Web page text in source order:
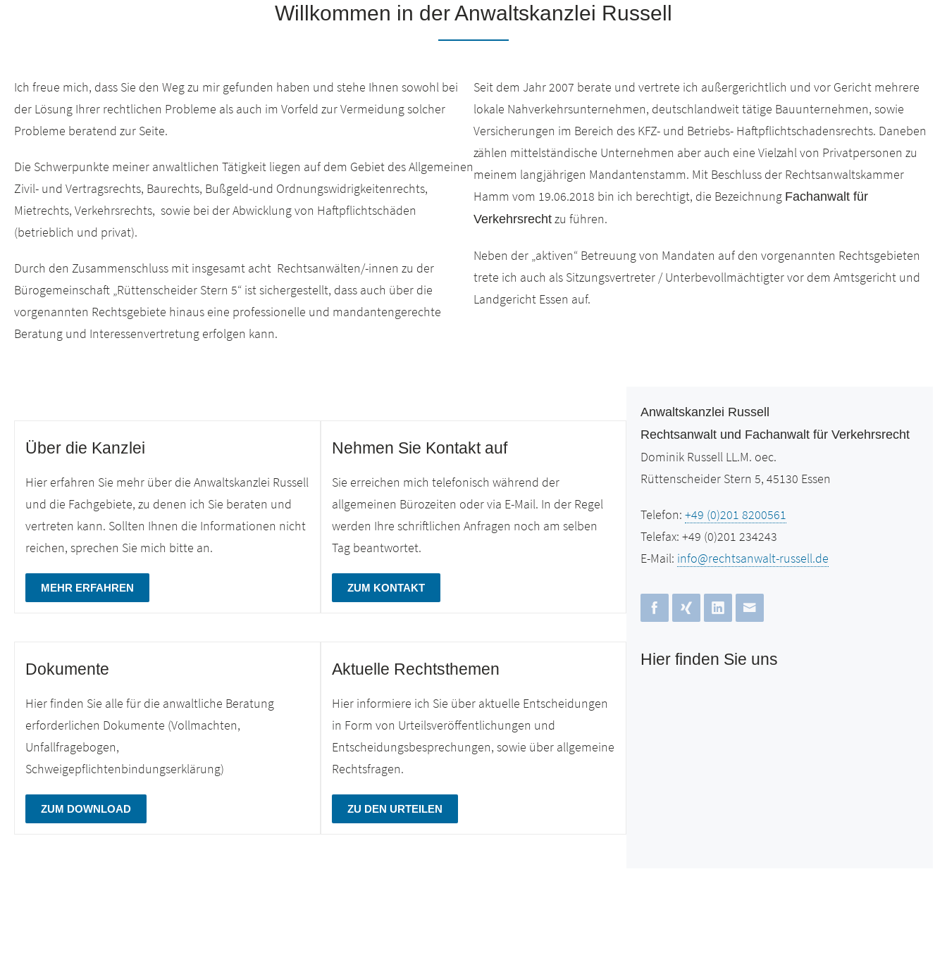
Willkommen in der Anwaltskanzlei Russell
Ich freue mich, dass Sie den Weg zu mir gefunden haben und stehe Ihnen sowohl bei
der Lösung Ihrer rechtlichen Probleme als auch im Vorfeld zur Vermeidung solcher
Probleme beratend zur Seite.
Die Schwerpunkte meiner anwaltlichen Tätigkeit liegen auf dem Gebiet des Allgemeinen
Zivil- und Vertragsrechts, Baurechts, Bußgeld-und Ordnungswidrigkeitenrechts,
Mietrechts, Verkehrsrechts, sowie bei der Abwicklung von Haftpflichtschäden
(betrieblich und privat).
Durch den Zusammenschluss mit insgesamt acht Rechtsanwälten/-innen zu der
Bürogemeinschaft „Rüttenscheider Stern 5“ ist sichergestellt, dass auch über die
vorgenannten Rechtsgebiete hinaus eine professionelle und mandantengerechte
Beratung und Interessenvertretung erfolgen kann.
Seit dem Jahr 2007 berate und vertrete ich außergerichtlich und vor Gericht mehrere
lokale Nahverkehrsunternehmen, deutschlandweit tätige Bauunternehmen, sowie
Versicherungen im Bereich des KFZ- und Betriebs- Haftpflichtschadensrechts. Daneben
zählen mittelständische Unternehmen aber auch eine Vielzahl von Privatpersonen zu
meinem langjährigen Mandantenstamm. Mit Beschluss der Rechtsanwaltskammer
Hamm vom 19.06.2018 bin ich berechtigt, die Bezeichnung Fachanwalt für
Verkehrsrecht zu führen.
Neben der „aktiven“ Betreuung von Mandaten auf den vorgenannten Rechtsgebieten
trete ich auch als Sitzungsvertreter / Unterbevollmächtigter vor dem Amtsgericht und
Landgericht Essen auf.
Über die Kanzlei
Hier erfahren Sie mehr über die Anwaltskanzlei Russell
und die Fachgebiete, zu denen ich Sie beraten und
vertreten kann. Sollten Ihnen die Informationen nicht
reichen, sprechen Sie mich bitte an.
MEHR ERFAHREN
Nehmen Sie Kontakt auf
Sie erreichen mich telefonisch während der
allgemeinen Bürozeiten oder via E-Mail. In der Regel
werden Ihre schriftlichen Anfragen noch am selben
Tag beantwortet.
ZUM KONTAKT
Dokumente
Hier finden Sie alle für die anwaltliche Beratung
erforderlichen Dokumente (Vollmachten,
Unfallfragebogen,
Schweigepflichtenbindungserklärung)
ZUM DOWNLOAD
Aktuelle Rechtsthemen
Hier informiere ich Sie über aktuelle Entscheidungen
in Form von Urteilsveröffentlichungen und
Entscheidungsbesprechungen, sowie über allgemeine
Rechtsfragen.
ZU DEN URTEILEN
Anwaltskanzlei Russell
Rechtsanwalt und Fachanwalt für Verkehrsrecht
Dominik Russell LL.M. oec.
Rüttenscheider Stern 5, 45130 Essen
Telefon:+49 (0)201 8200561
Telefax: +49 (0)201 234243
E-Mail: info@rechtsanwalt-russell.de
Hier finden Sie uns